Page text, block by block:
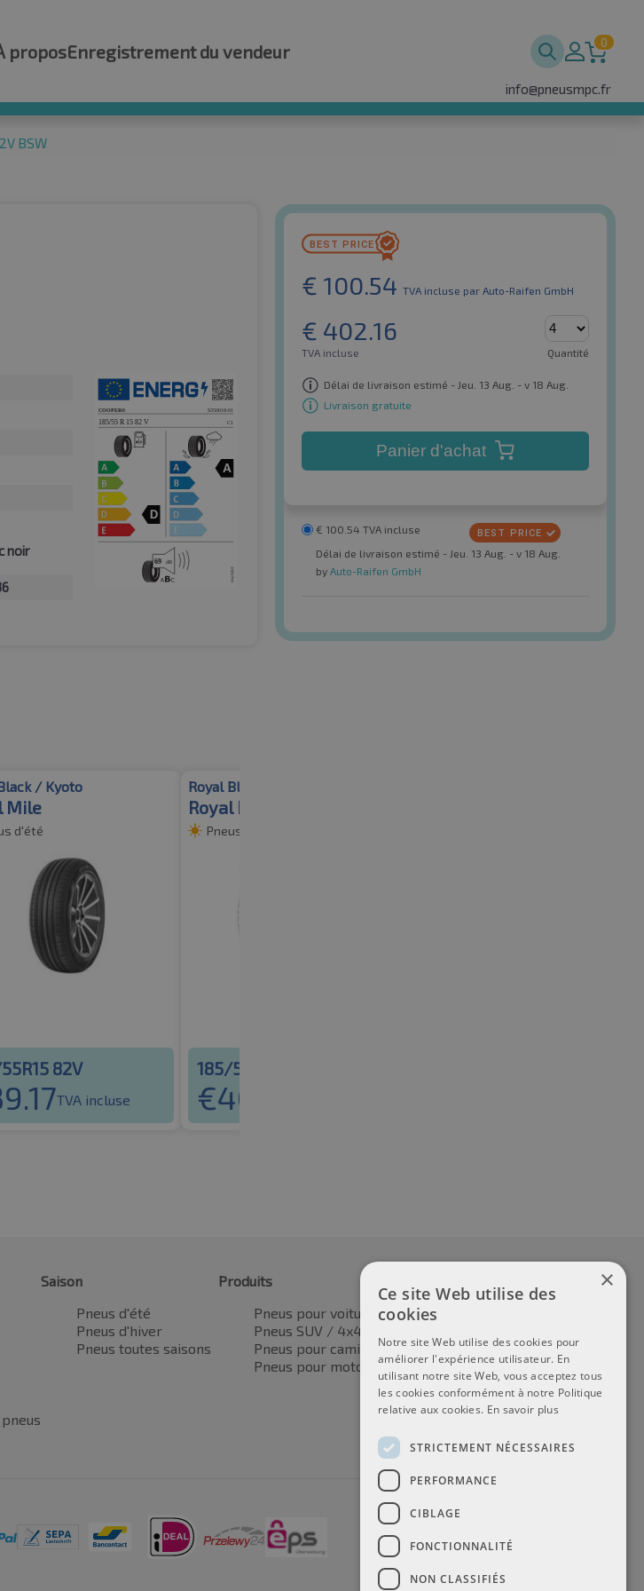
proposEnregistrement du vendeur 0
info@pneusmpc.fr
BSW
noir
€ 100.54 TVA incluse par Auto-Raifen GmbH
€ 402.16
TVA incluse Quantité
Délai de livraison estimé - Jeu. 13 Aug. - v 18 Aug.
Livraison gratuite
Panier d'achat
€ 100.54 TVA incluse
Délai de livraison estimé - Jeu. 13 Aug. - v 18 Aug.
by Auto-Raifen GmbH
/ Kyoto
Mile
d'été
82V
TVA incluse
Royal Black / Kyoto
Royal Road
Pneus d'été
185/55R15 82V
€40.70
Saison
Pneus d'été
Pneus d'hiver
Pneus toutes saisons
Produits
Pneus pour voitures
Pneus SUV / 4x4
Pneus pour camionnettes
Pneus pour motos
×
Ce site Web utilise des
cookies
Notre site Web utilise des cookies pour
améliorer l'expérience utilisateur. En
utilisant notre site Web, vous acceptez tous
les cookies conformément à notre Politique
relative aux cookies. En savoir plus
STRICTEMENT NÉCESSAIRES
PERFORMANCE
CIBLAGE
FONCTIONNALITÉ
NON CLASSIFIÉS